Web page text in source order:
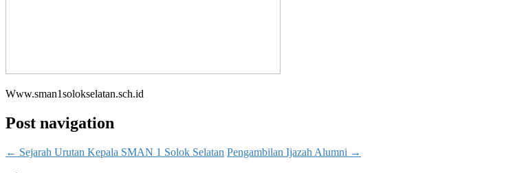
Www.sman1solokselatan.sch.id
Post navigation
← Sejarah Urutan Kepala SMAN 1 Solok Selatan Pengambilan Ijazah Alumni →